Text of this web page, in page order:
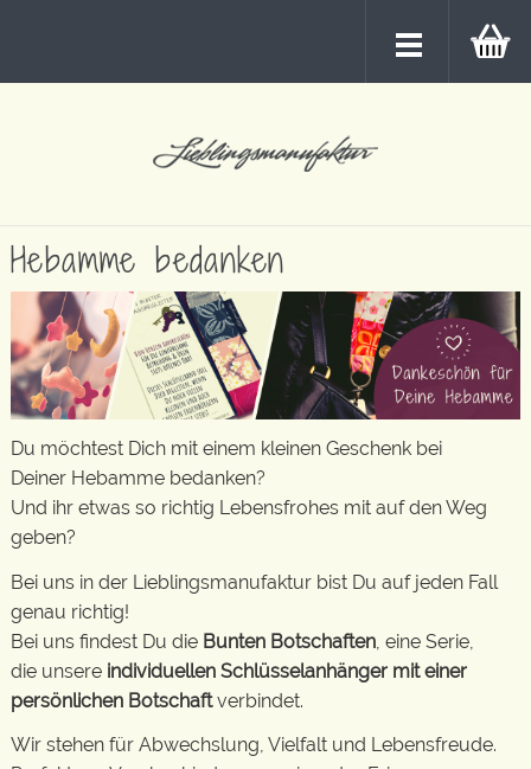
Hebamme bedanken
Du möchtest Dich mit einem kleinen Geschenk bei
Deiner Hebamme bedanken?
Und ihr etwas so richtig Lebensfrohes mit auf den Weg
geben?
Bei uns in der Lieblingsmanufaktur bist Du auf jeden Fall
genau richtig!
Bei uns findest Du die Bunten Botschaften , eine Serie,
die unsere individuellen Schlüsselanhänger mit einer
persönlichen Botschaftverbindet.
Wir stehen für Abwechslung, Vielfalt und Lebensfreude.